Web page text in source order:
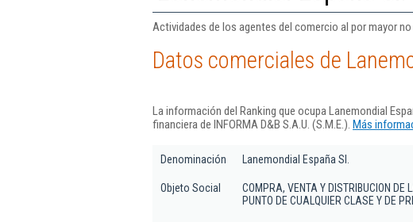
Actividades de los agentes del comercio al por mayor
Datos comerciales de
La información del Ranking que ocupa Lanemondial
financiera de INFORMA D&B S.A.U. (S.M.E.). Más
Denominación Lanemondial España Sl.
Objeto Social
COMPRA, VENTA Y DISTRIBUCION DE
PUNTO DE CUALQUIER CLASE Y DE